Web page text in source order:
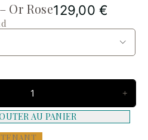
Or Rose129,00€
AU PANIER